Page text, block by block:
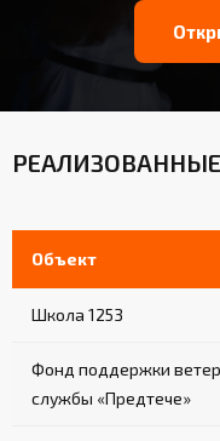
Объект
Школа 1253
Фонд поддержки
службы «Предтече»